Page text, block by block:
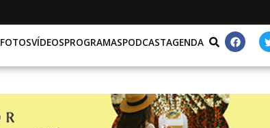
FOTOSVÍDEOSPROGRAMASPODCASTAGENDA